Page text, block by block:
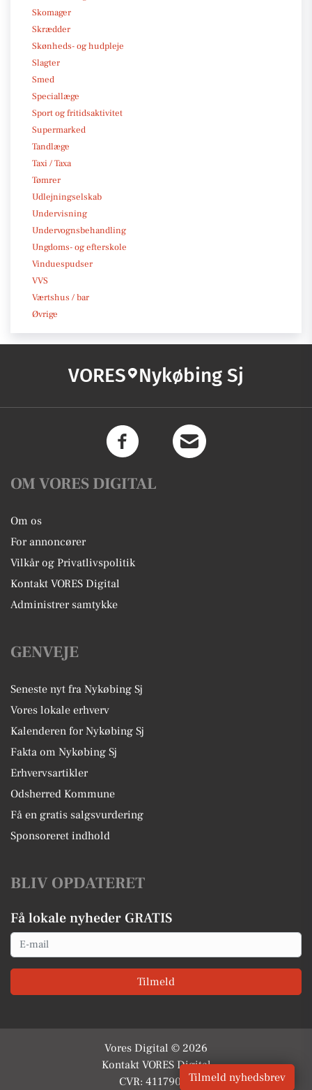
Skomager
Skrædder
Skønheds- og hudpleje
Slagter
Smed
Speciallæge
Sport og fritidsaktivitet
Supermarked
Tandlæge
Taxi / Taxa
Tømrer
Udlejningselskab
Undervisning
Undervognsbehandling
Ungdoms- og efterskole
Vinduespudser
VVS
Værtshus / bar
Øvrige
VORES Nykøbing Sj
OM VORES DIGITAL
Om os
For annoncører
Vilkår og Privatlivspolitik
Kontakt VORES Digital
Administrer samtykke
GENVEJE
Seneste nyt fra Nykøbing Sj
Vores lokale erhverv
Kalenderen for Nykøbing Sj
Fakta om Nykøbing Sj
Erhvervsartikler
Odsherred Kommune
Få en gratis salgsvurdering
Sponsoreret indhold
BLIV OPDATERET
Få lokale nyheder GRATIS
Email
Tilmeld
Vores Digital © 2026
Kontakt VORES Digital
CVR: 41179082Tilmeld nyhedsbrev